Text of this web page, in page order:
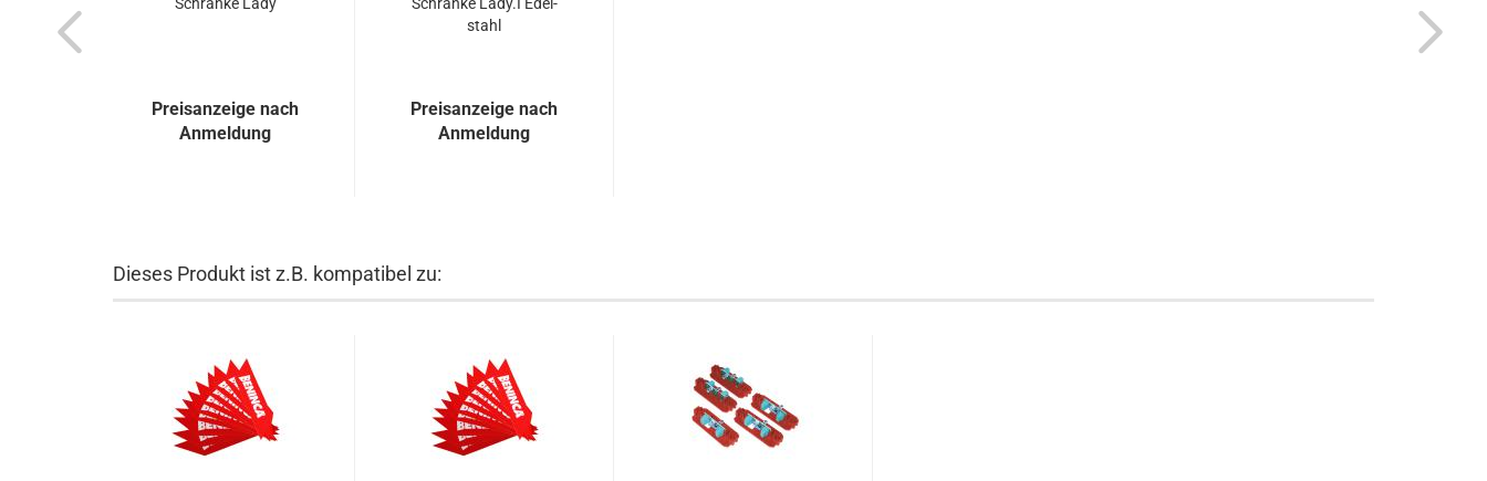
Preisanzeige nach
Anmeldung
stahl
Preisanzeige nach
Anmeldung
Dieses Produkt ist z.B. kompatibel zu: